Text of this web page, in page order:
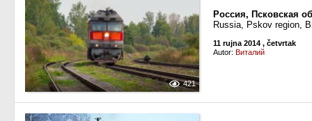
421
Россия, Псковская
Russia, Pskov region,
11 rujna 2014 , četvrtak
Autor: Виталий